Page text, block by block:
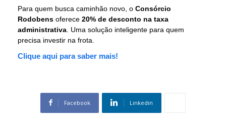
Para quem busca caminhão novo, o Consórcio
Rodobens oferece 20% de desconto na taxa
administrativa . Uma solução inteligente para quem
precisa investir na frota.
Clique aqui para saber mais!
Facebook Linkedin